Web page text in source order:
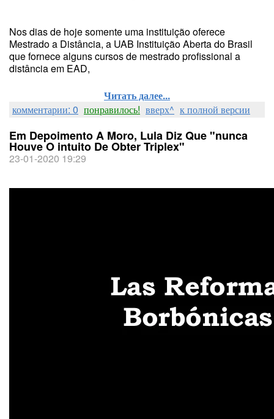
Nos dias de hoje somente uma instituição oferece
Mestrado a Distância, a UAB Instituição Aberta do Brasil
que fornece alguns cursos de mestrado profissional a
distância em EAD,
Читать далее...
комментарии: 0 понравилось! вверх^ к полной версии
Em Depoimento A Moro, Lula Diz Que "nunca
Houve O intuito De Obter Triplex"
23-01-2020 19:29